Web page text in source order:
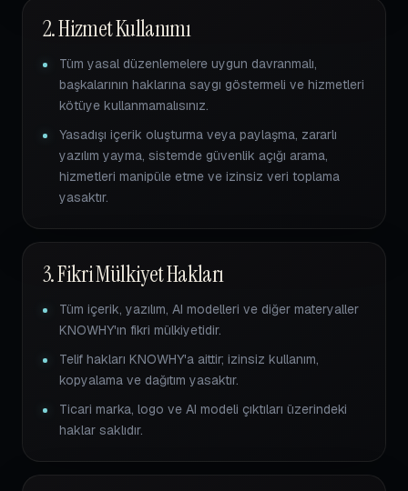
2. Hizmet Kullanımı
Tüm yasal düzenlemelere uygun davranmalı,
başkalarının haklarına saygı göstermeli ve hizmetleri
kötüye kullanmamalısınız.
Yasadışı içerik oluşturma veya paylaşma, zararlı
yazılım yayma, sistemde güvenlik açığı arama,
hizmetleri manipüle etme ve izinsiz veri toplama
yasaktır.
3. Fikri Mülkiyet Hakları
Tüm içerik, yazılım, AI modelleri ve diğer materyaller
KNOWHY'ın fikri mülkiyetidir.
Telif hakları KNOWHY'a aittir; izinsiz kullanım,
kopyalama ve dağıtım yasaktır.
Ticari marka, logo ve AI modeli çıktıları üzerindeki
haklar saklıdır.